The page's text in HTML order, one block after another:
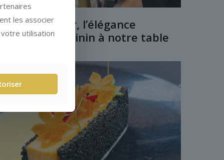
Pfister, l’élégance
au féminin à notre table
les associer
utilisation